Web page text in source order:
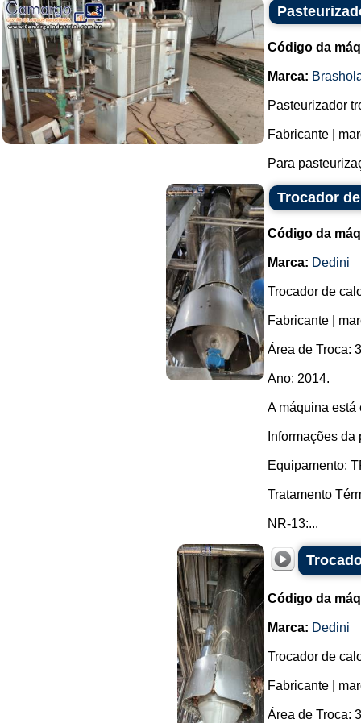
Código da
Marca:
Pasteurizador
Fabricante |
Para
Trocador
Código da
Marca: Dedini
Trocador de
Fabricante |
Área de Troca:
Ano: 2014.
A máquina está
Informações
Equipamento:
Tratamento
NR-13:...
Código da
Marca: Dedini
Trocador de
Fabricante |
Área de Troca: